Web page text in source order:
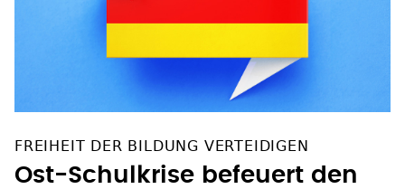
FREIHEIT DER BILDUNG VERTEIDIGEN
Ost-Schulkrise befeuert den